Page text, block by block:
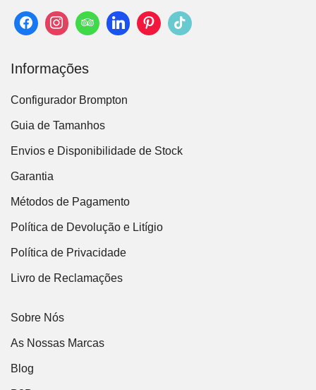
Informações
Configurador Brompton
Guia de Tamanhos
Envios e Disponibilidade de Stock
Garantia
Métodos de Pagamento
Política de Devolução e Litígio
Política de Privacidade
Livro de Reclamações
Sobre Nós
As Nossas Marcas
Blog